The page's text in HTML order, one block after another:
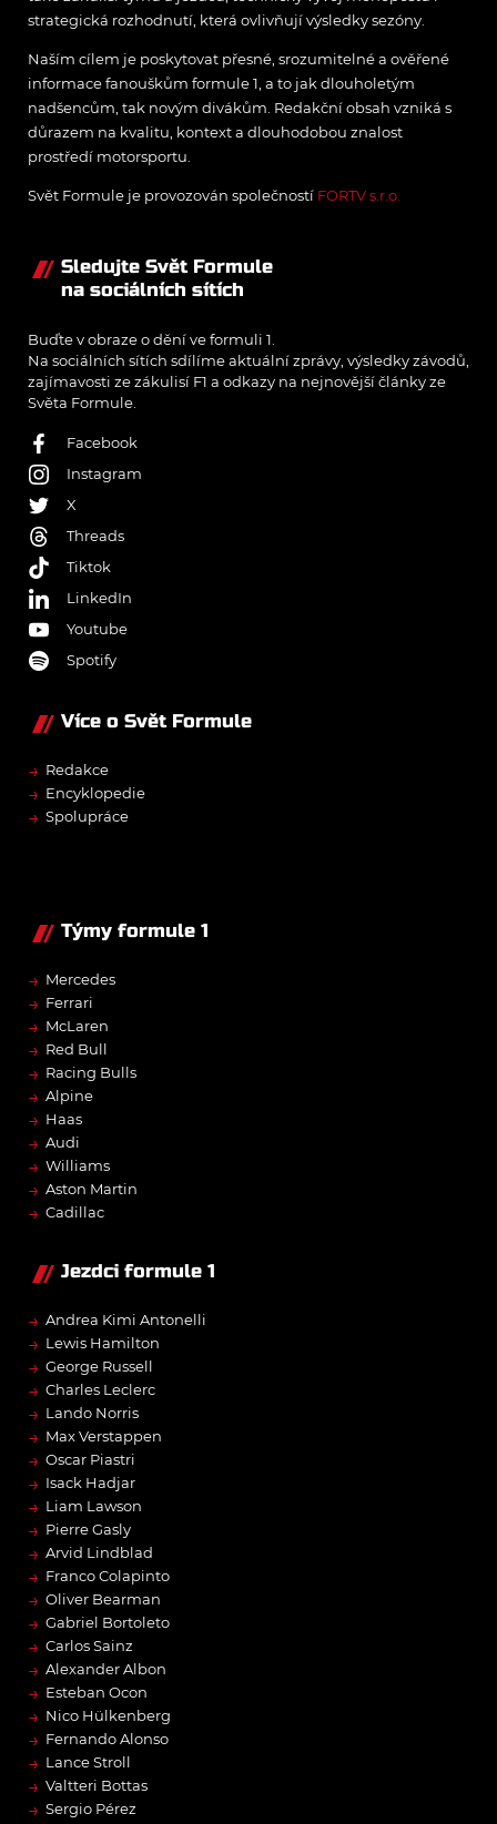
strategická rozhodnutí, která ovlivňují výsledky sezóny.
Naším cílem je poskytovat přesné, srozumitelné a ověřené
informace fanouškům formule 1, a to jak dlouholetým
nadšencům, tak novým divákům. Redakční obsah vzniká s
důrazem na kvalitu, kontext a dlouhodobou znalost
prostředí motorsportu.
Svět Formule je provozován společností FORTV s.r.o.
Sledujte Svět Formule
na sociálních sítích
Buďte v obraze o dění ve formuli 1.
Na sociálních sítích sdílíme aktuální zprávy, výsledky závodů,
zajímavosti ze zákulisí F1 a odkazy na nejnovější články ze
Světa Formule.
Facebook
Instagram
X
Threads
Tiktok
LinkedIn
Youtube
Spotify
Více o Svět Formule
→ Redakce
→ Encyklopedie
→ Spolupráce
Týmy formule 1
→ Mercedes
→ Ferrari
→ McLaren
→ Red Bull
→ Racing Bulls
→ Alpine
→ Haas
→ Audi
→ Williams
→ Aston Martin
→ Cadillac
Jezdci formule 1
→ Andrea Kimi Antonelli
→ Lewis Hamilton
→ George Russell
→ Charles Leclerc
→ Lando Norris
→ Max Verstappen
→ Oscar Piastri
→ Isack Hadjar
→ Liam Lawson
→ Pierre Gasly
→ Arvid Lindblad
→ Franco Colapinto
→ Oliver Bearman
→ Gabriel Bortoleto
→ Carlos Sainz
→ Alexander Albon
→ Esteban Ocon
→ Nico Hülkenberg
→ Fernando Alonso
→ Lance Stroll
→ Valtteri Bottas
→ Sergio Pérez